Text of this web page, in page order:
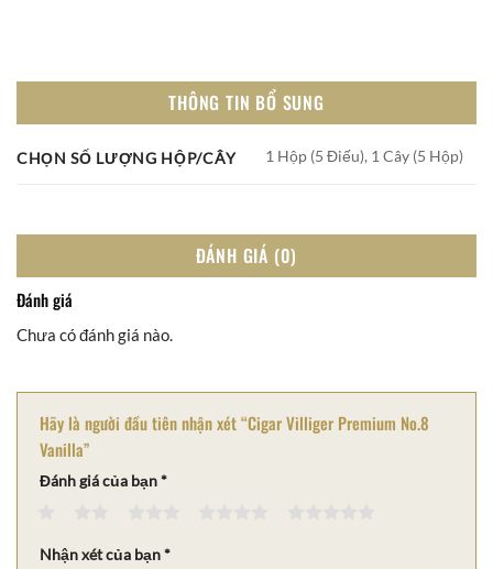
THÔNG TIN BỔ SUNG
CHỌN SỐ LƯỢNG HỘP/CÂY 1 Hộp (5 Điếu), 1 Cây (5 Hộp)
ĐÁNH GIÁ (0)
Đánh giá
Chưa có đánh giá nào.
Hãy là người đầu tiên nhận xét “Cigar Villiger Premium No.8
Vanilla”
Đánh giá của bạn*
Nhận xét của bạn*